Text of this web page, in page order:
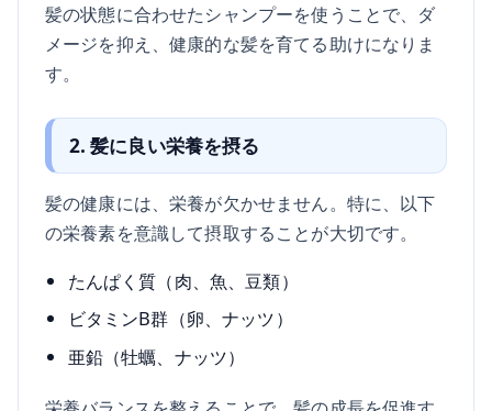
髪の状態に合わせたシャンプーを使うことで、ダ
メージを抑え、健康的な髪を育てる助けになりま
す。
2. 髪に良い栄養を摂る
髪の健康には、栄養が欠かせません。特に、以下
の栄養素を意識して摂取することが大切です。
たんぱく質（肉、魚、豆類）
ビタミンB群（卵、ナッツ）
亜鉛（牡蠣、ナッツ）